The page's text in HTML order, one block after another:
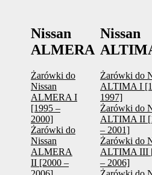
Nissan
ALMERA
Żarówki do
Nissan
ALMERA I
[1995 –
2000]
Żarówki do
Nissan
ALMERA
II [2000 –
Nissan
Żarówki do
ALTIMA I
1997]
Żarówki do
ALTIMA II
– 2001]
Żarówki do
ALTIMA III
– 2006]